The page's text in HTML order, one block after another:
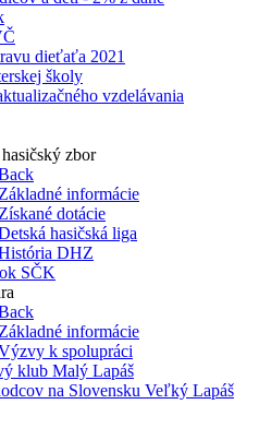
dieťaťa 2021
školy
vzdelávania
zbor
Základné informácie
Získané dotácie
hasičská liga
DHZ
SČK
Základné informácie
k spolupráci
klub Malý Lapáš
na Slovensku Veľký Lapáš